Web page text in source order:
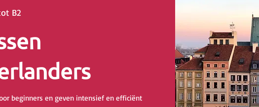
B2
beginners en geven intensief en efficiënt